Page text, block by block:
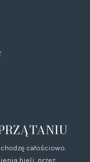
całościowo.
bieli, przez